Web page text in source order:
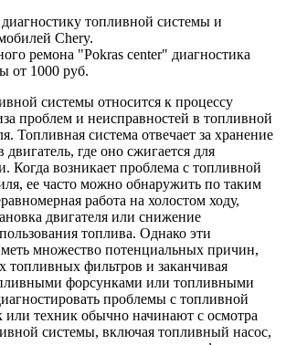
топливной системы и
Chery.
ремона "Pokras center" диагностика
от 1000 руб.
системы относится к процессу
проблем и неисправностей в топливной
Топливная система отвечает за хранение
где оно сжигается для
Когда возникает проблема с топливной
ее часто можно обнаружить по таким
работа на холостом ходу,
двигателя или снижение
топлива. Однако эти
множество потенциальных причин,
топливных фильтров и заканчивая
форсунками или топливными
проблемы с топливной
или техник обычно начинают с осмотра
системы, включая топливный насос,